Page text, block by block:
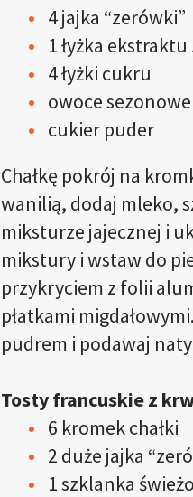
4 jajka “zerówki”
1 łyżka
4 łyżki cukru
owoce
cukier puder
Chałkę pokrój na
wanilią, dodaj mleko,
miksturze jajecznej i
mikstury i wstaw do
przykryciem z folii
płatkami
pudrem i podawaj
Tosty francuskie z
6 kromek chałki
2 duże jajka
1 szklanka